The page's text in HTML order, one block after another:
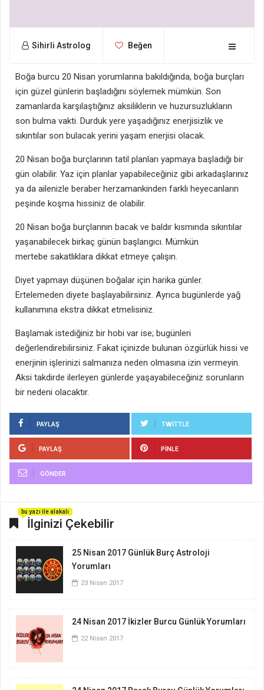
Sihirli Astrolog Beğen
Boğa burcu 20 Nisan yorumlarına bakıldığında, boğa burçları
için güzel günlerin başladığını söylemek mümkün. Son
zamanlarda karşılaştığınız aksiliklerin ve huzursuzlukların
son bulma vakti. Durduk yere yaşadığınız enerjisizlik ve
sıkıntılar son bulacak yerini yaşam enerjisi olacak.
20 Nisan boğa burçlarının tatil planları yapmaya başladığı bir
gün olabilir. Yaz için planlar yapabileceğiniz gibi arkadaşlarınız
ya da ailenizle beraber herzamankinden farklı heyecanların
peşinde koşma hissiniz de olabilir.
20 Nisan boğa burçlarının bacak ve baldır kısmında sıkıntılar
yaşanabilecek birkaç günün başlangıcı. Mümkün
mertebe sakatlıklara dikkat etmeye çalışın.
Diyet yapmayı düşünen boğalar için harika günler.
Ertelemeden diyete başlayabilirsiniz. Ayrıca bugünlerde yağ
kullanımına ekstra dikkat etmelisiniz.
Başlamak istediğiniz bir hobi var ise; bugünleri
değerlendirebilirsiniz. Fakat içinizde bulunan özgürlük hissi ve
enerjinin işlerinizi salmanıza neden olmasına izin vermeyin.
Aksi takdirde ilerleyen günlerde yaşayabileceğiniz sorunların
bir nedeni olacaktır.
PAYLAŞ TWITTLE
PAYLAŞ PINLE
GÖNDER
İlginizi Çekebilir
bu yazı ile alakalı
25 Nisan 2017 Günlük Burç Astroloji
Yorumları
23 Nisan 2017
24 Nisan 2017 İkizler Burcu Günlük Yorumları
22 Nisan 2017